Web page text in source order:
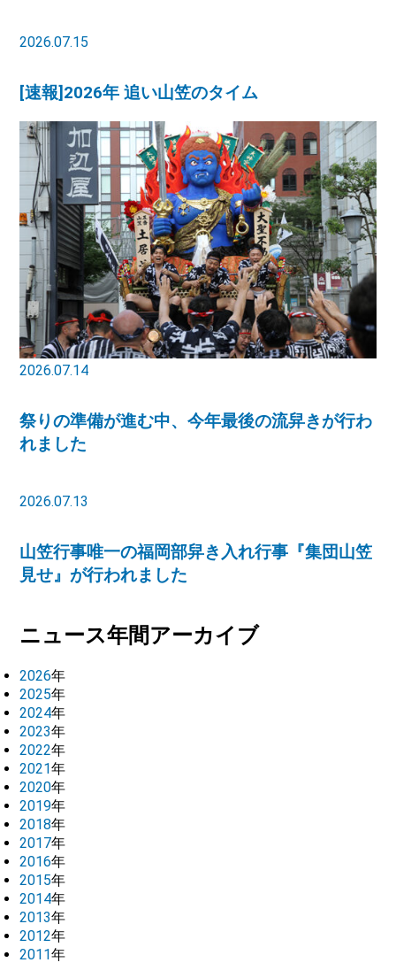
2026.07.15
[速報]2026年 追い山笠のタイム
2026.07.14
祭りの準備が進む中、今年最後の流舁きが行わ
れました
2026.07.13
山笠行事唯一の福岡部舁き入れ行事『集団山笠
見せ』が行われました
ニュース年間アーカイブ
2026年
2025年
2024年
2023年
2022年
2021年
2020年
2019年
2018年
2017年
2016年
2015年
2014年
2013年
2012年
2011年